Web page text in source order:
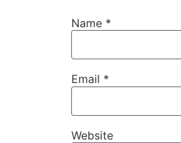
Name *
Email *
Website